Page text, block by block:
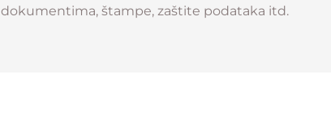
dokumentima, štampe, zaštite podataka itd.